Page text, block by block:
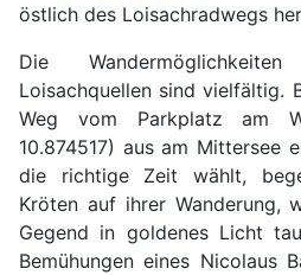
östlich des Loisachradwegs
Die
Loisachquellen sind vielfältig.
Weg vom Parkplatz am
10.874517) aus am Mittersee
die richtige Zeit wählt,
Kröten auf ihrer Wanderung,
Gegend in goldenes Licht
Bemühungen eines Nicolaus